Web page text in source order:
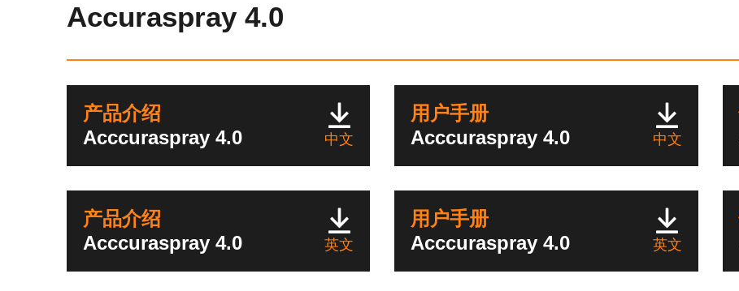
Accuraspray 4.0
产品介绍
Acccuraspray 4.0
中文
用户手册
Acccuraspray 4.0
中文
产品介绍
Acccuraspray 4.0
英文
用户手册
Acccuraspray 4.0
英文